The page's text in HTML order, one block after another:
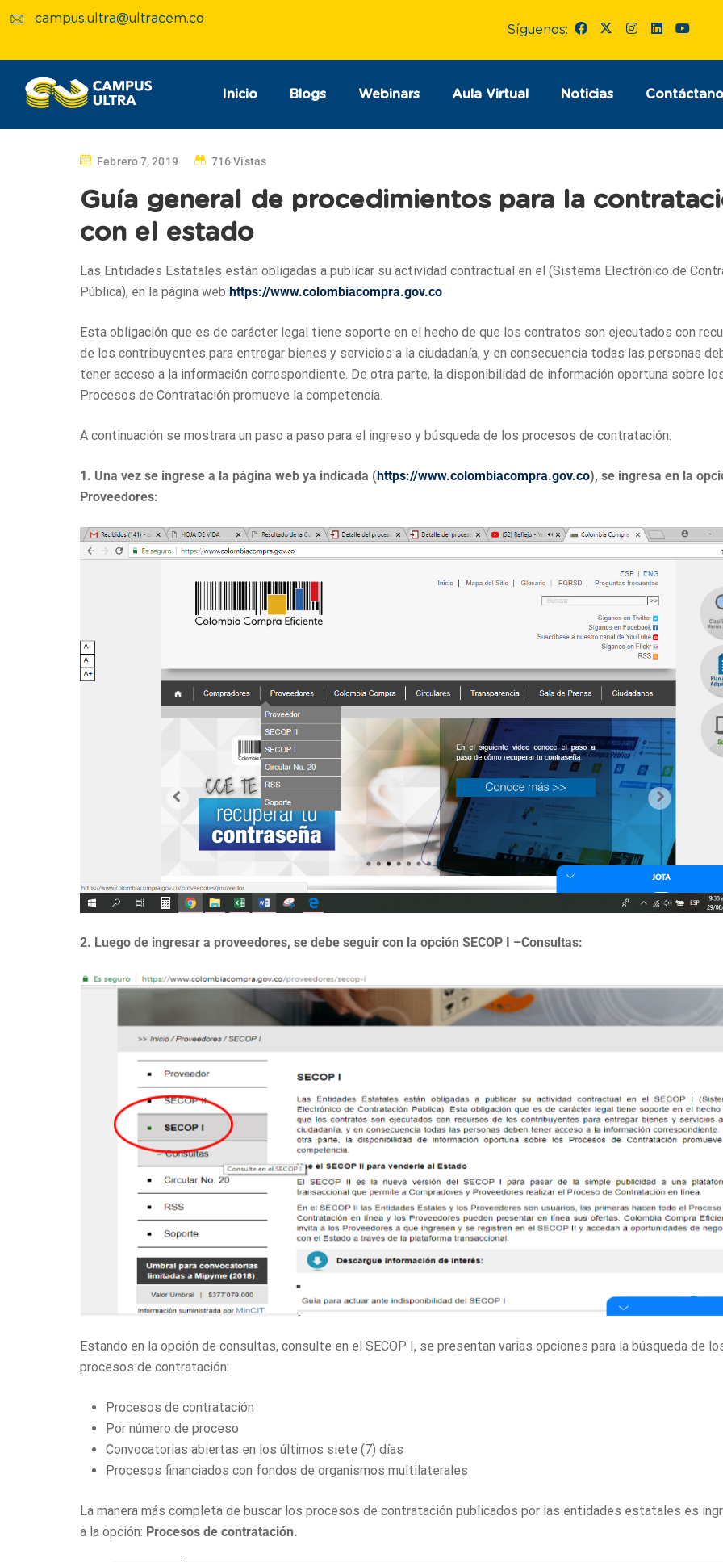
campus.ultra@ultracem.co
Síguenos:
Inicio Blogs Webinars Aula Virtual Noticias
Febrero 7, 2019 716 Vistas
Guía general de procedimientos para la
con el estado
Las Entidades Estatales están obligadas a publicar su actividad contractual en el (Sistema Electrónico de
Pública), en la página web https://www.colombiacompra.gov.co
Esta obligación que es de carácter legal tiene soporte en el hecho de que los contratos son ejecutados con
de los contribuyentes para entregar bienes y servicios a la ciudadanía, y en consecuencia todas las personas
tener acceso a la información correspondiente. De otra parte, la disponibilidad de información oportuna sobre
Procesos de Contratación promueve la competencia.
A continuación se mostrara un paso a paso para el ingreso y búsqueda de los procesos de contratación:
1. Una vez se ingrese a la página web ya indicada ( https://www.colombiacompra.gov.co), se ingresa en la
Proveedores:
2. Luego de ingresar a proveedores, se debe seguir con la opción SECOP I –Consultas:
Estando en la opción de consultas, consulte en el SECOP I, se presentan varias opciones para la búsqueda de
procesos de contratación:
Procesos de contratación
Por número de proceso
Convocatorias abiertas en los últimos siete (7) días
Procesos financiados con fondos de organismos multilaterales
La manera más completa de buscar los procesos de contratación publicados por las entidades estatales es
a la opción: Procesos de contratación.